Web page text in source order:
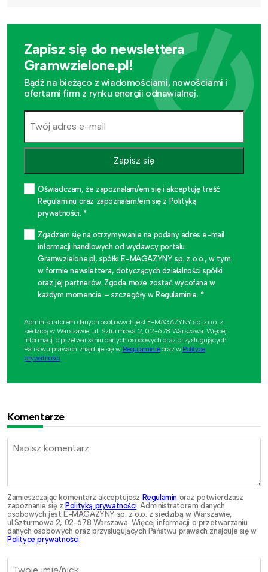
Zapisz się do newslettera
Gramwzielone.pl!
Bądź na bieżąco z wiadomościami, nowościami i
ofertami firm z rynku energii odnawialnej.
Zapisz się
Oświadczam, że zapoznałam/em się i akceptuję treść
Regulaminu oraz zapoznałam/em się z Polityką
prywatności. *
Zgadzam się na otrzymywanie na podany adres e-mail
informacji handlowych od wydawcy portalu
Gramwzielone.pl, spółki E-MAGAZYNY sp. z o.o., w tym
w formie newslettera, dotyczących działalności spółki
oraz jej partnerów. Zgoda może zostać wycofana w
każdym momencie – szczegóły w Regulaminie. *
Administratorem danych osobowych jest E-MAGAZYNY sp. z o.o. z
siedzibą w Warszawie, ul. Szturmowa 2, 02-678 Warszawa. Więcej
informacji o przetwarzaniu danych osobowych oraz przysługujących
Państwu prawach znajduje się w Regulaminieoraz w Polityce
prywatności.
Komentarze
Zamieszczając komentarz akceptujesz Regulamin oraz potwierdzasz
zapoznanie się zPolityką prywatności . Administratorem danych
osobowych jest E-MAGAZYNY sp. z o.o. z siedzibą w Warszawie,
ul.Szturmowa 2, 02-678 Warszawa. Więcej informacji o przetwarzaniu
danych osobowych oraz przysługujących Państwu prawach znajduje się w
Polityce prywatności